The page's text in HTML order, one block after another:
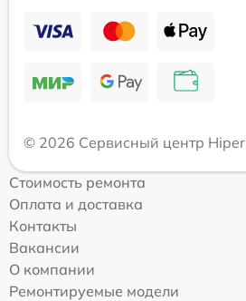
© 2026 Сервисный центр Hiper
Стоимость ремонта
Оплата и доставка
Контакты
Вакансии
О компании
Ремонтируемые модели